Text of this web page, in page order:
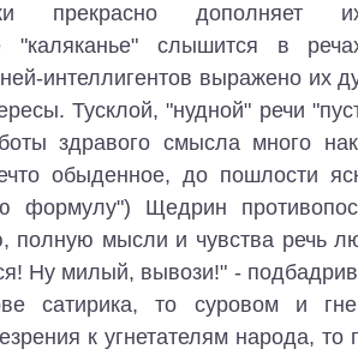
прекрасно дополняет их
"каляканье" слышится в
интеллигентов выражено их
Тусклой, "нудной" речи
здравого смысла много
обыденное, до пошлости
формулу") Щедрин
полную мысли и чувства речь
Ну милый, вывози!" -
сатирика, то суровом и
к угнетателям народа,